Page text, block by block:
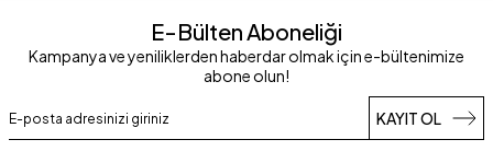
E-Bülten Aboneliği
Kampanya ve yeniliklerden haberdar olmak için e-bültenimize
abone olun!
KAYIT OL